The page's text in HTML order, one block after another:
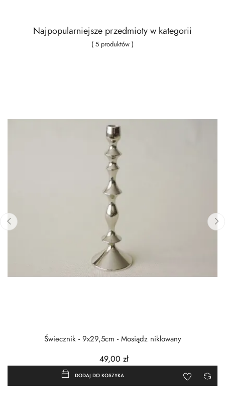
Najpopularniejsze przedmioty w kategorii
( 5 produktów )
Świecznik - 9x29,5cm - Mosiądz niklowany
49,00 zł
DODAJ DO KOSZYKA